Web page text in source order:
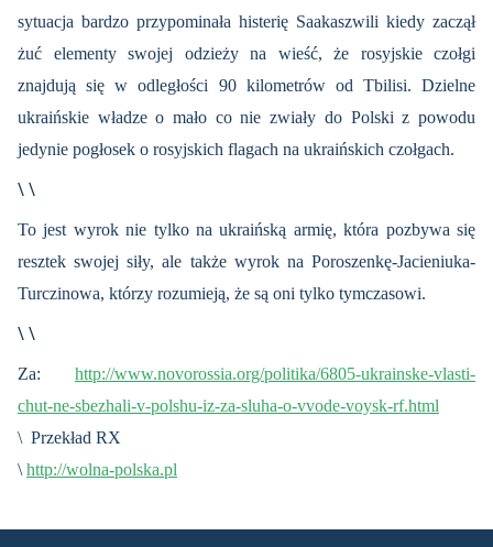
sytuacja bardzo przypominała histerię Saakaszwili kiedy zaczął
żuć elementy swojej odzieży na wieść, że rosyjskie czołgi
znajdują się w odległości 90 kilometrów od Tbilisi. Dzielne
ukraińskie władze o mało co nie zwiały do Polski z powodu
jedynie pogłosek o rosyjskich flagach na ukraińskich czołgach.
\ \
To jest wyrok nie tylko na ukraińską armię, która pozbywa się
resztek swojej siły, ale także wyrok na Poroszenkę-Jacieniuka-
Turczinowa, którzy rozumieją, że są oni tylko tymczasowi.
\ \
Za: http://www.novorossia.org/politika/6805-ukrainske-vlasti-
chut-ne-sbezhali-v-polshu-iz-za-sluha-o-vvode-voysk-rf.html
\ Przekład RX
\ http://wolna-polska.pl